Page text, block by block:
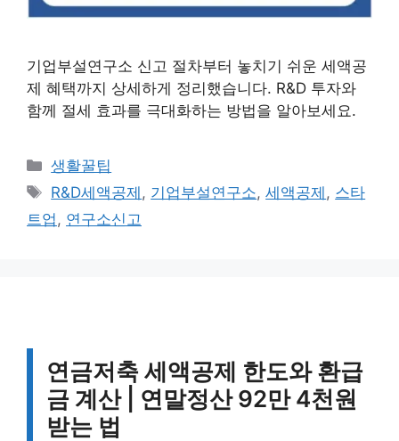
기업부설연구소 신고 절차부터 놓치기 쉬운 세액공
제 혜택까지 상세하게 정리했습니다. R&D 투자와
함께 절세 효과를 극대화하는 방법을 알아보세요.
카
테
리
생활꿀팁
태
그
R&D세액공제 , 기업부설연구소,세액공제 , 스타
트업, 연구소신고
연금저축 세액공제 한도와 환급
금 계산 | 연말정산 92만 4천원
받는 법